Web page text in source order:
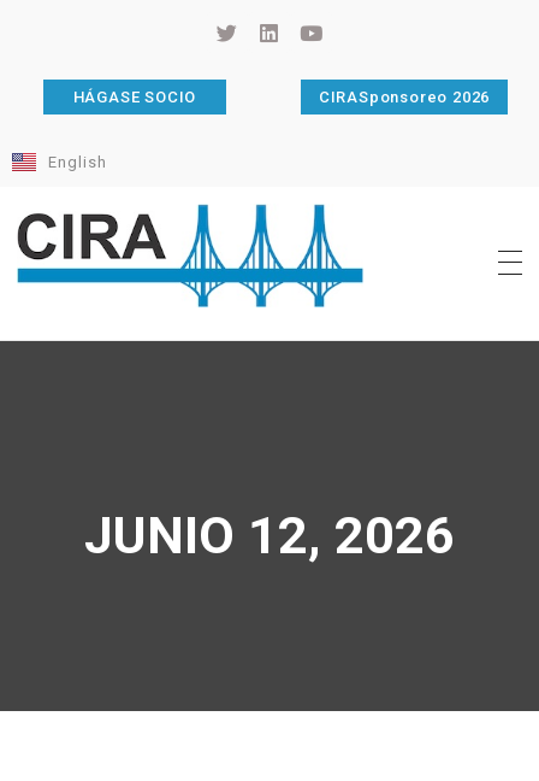
HÁGASE SOCIO CIRASponsoreo 2026
English
JUNIO 12, 2026